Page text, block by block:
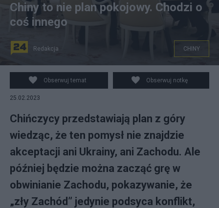
Chiny przedstawiły stanowisko w sprawie wojny w
Ukrainie po spotkaniu z przywódcami Rosji, fot.
AP/EPA/ANTON NOVODEREZHKIN/SPUTNIK/KREMLIN
Chiny to nie plan pokojowy. Chodzi o
coś innego
Redakcja CHINY
Obserwuj temat Obserwuj notkę
25.02.2023
Chińczycy przedstawiają plan z góry
wiedząc, że ten pomysł nie znajdzie
akceptacji ani Ukrainy, ani Zachodu. Ale
później będzie można zacząć grę w
obwinianie Zachodu, pokazywanie, że
„zły Zachód” jedynie podsyca konflikt,